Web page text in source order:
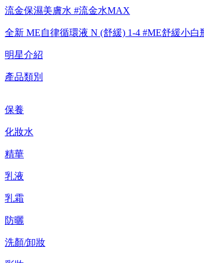
流金保濕美膚水 #流金水MAX
全新 ME自律循環液 N (舒緩) 1-4 #ME舒緩小白
明星介紹
產品類別
保養
化妝水
精華
乳液
乳霜
防曬
洗顏/卸妝